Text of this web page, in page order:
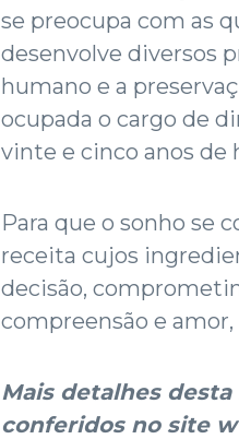
se preocupa com as
desenvolve diversos
humano e a
ocupada o cargo de
vinte e cinco anos de
Para que o sonho se
receita cujos
decisão,
compreensão e
Mais detalhes
conferidos no site